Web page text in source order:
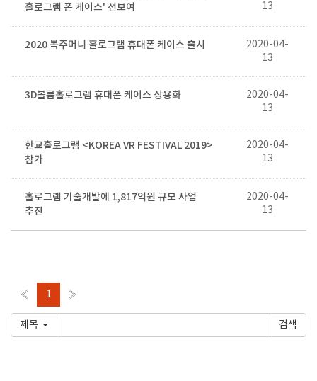
홀로그램 폰 케이스' 선보여
13
2020 복주머니 홀로그램 휴대폰 케이스 출시
2020-04-
13
3D볼륨홀로그램 휴대폰 케이스 상용화
2020-04-
13
한교홀로그램 <KOREA VR FESTIVAL 2019>
참가
2020-04-
13
홀로그램 기술개발에 1,817억원 규모 사업
추진
2020-04-
13
« 1 »
제목